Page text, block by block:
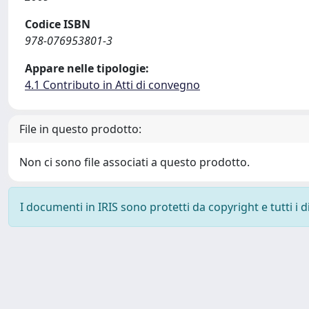
Codice ISBN
978-076953801-3
Appare nelle tipologie:
4.1 Contributo in Atti di convegno
File in questo prodotto:
Non ci sono file associati a questo prodotto.
I documenti in IRIS sono protetti da copyright e tutti i